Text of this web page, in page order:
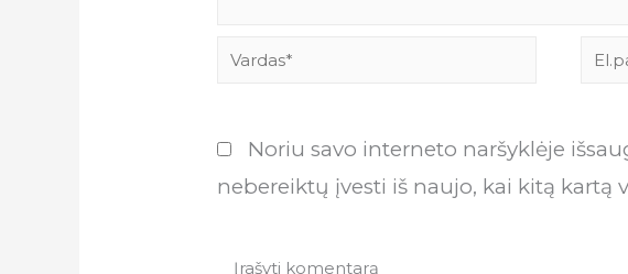
Vardas*
Noriu savo interneto naršyklėje
nebereiktų įvesti iš naujo, kai kitą kartą